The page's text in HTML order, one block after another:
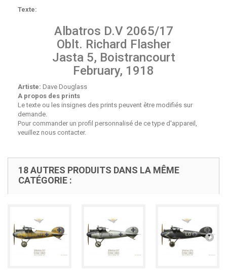
Texte:
Albatros D.V 2065/17
Oblt. Richard Flasher
Jasta 5, Boistrancourt
February, 1918
Artiste: Dave Douglass
A propos des prints
Le texte ou les insignes des prints peuvent être modifiés sur
demande.
Pour commander un profil personnalisé de ce type d'appareil,
veuillez nous contacter.
18 AUTRES PRODUITS DANS LA MÊME
CATÉGORIE :